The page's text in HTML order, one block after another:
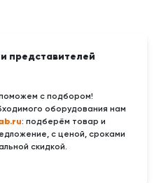
представителей
с подбором!
оборудования нам
: подберём товар и
с ценой, сроками
скидкой.